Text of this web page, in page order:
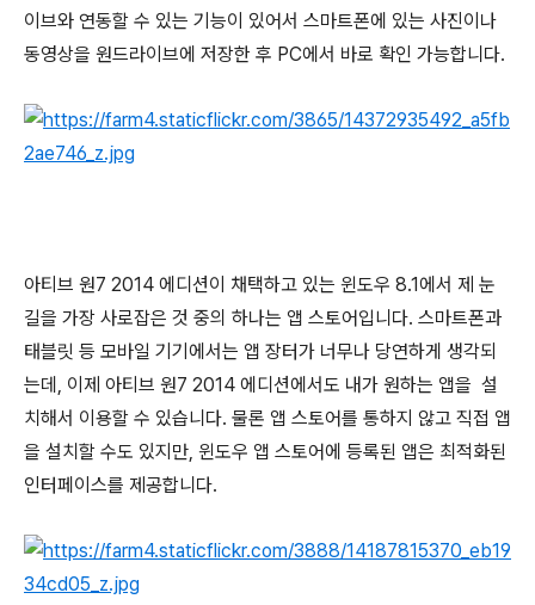
이브와 연동할 수 있는 기능이 있어서 스마트폰에 있는 사진이나
동영상을 원드라이브에 저장한 후 PC에서 바로 확인 가능합니다.
아티브 원7 2014 에디션이 채택하고 있는 윈도우 8.1에서 제 눈
길을 가장 사로잡은 것 중의 하나는 앱 스토어입니다. 스마트폰과
태블릿 등 모바일 기기에서는 앱 장터가 너무나 당연하게 생각되
는데, 이제 아티브 원7 2014 에디션에서도 내가 원하는 앱을 설
치해서 이용할 수 있습니다. 물론 앱 스토어를 통하지 않고 직접 앱
을 설치할 수도 있지만, 윈도우 앱 스토어에 등록된 앱은 최적화된
인터페이스를 제공합니다.